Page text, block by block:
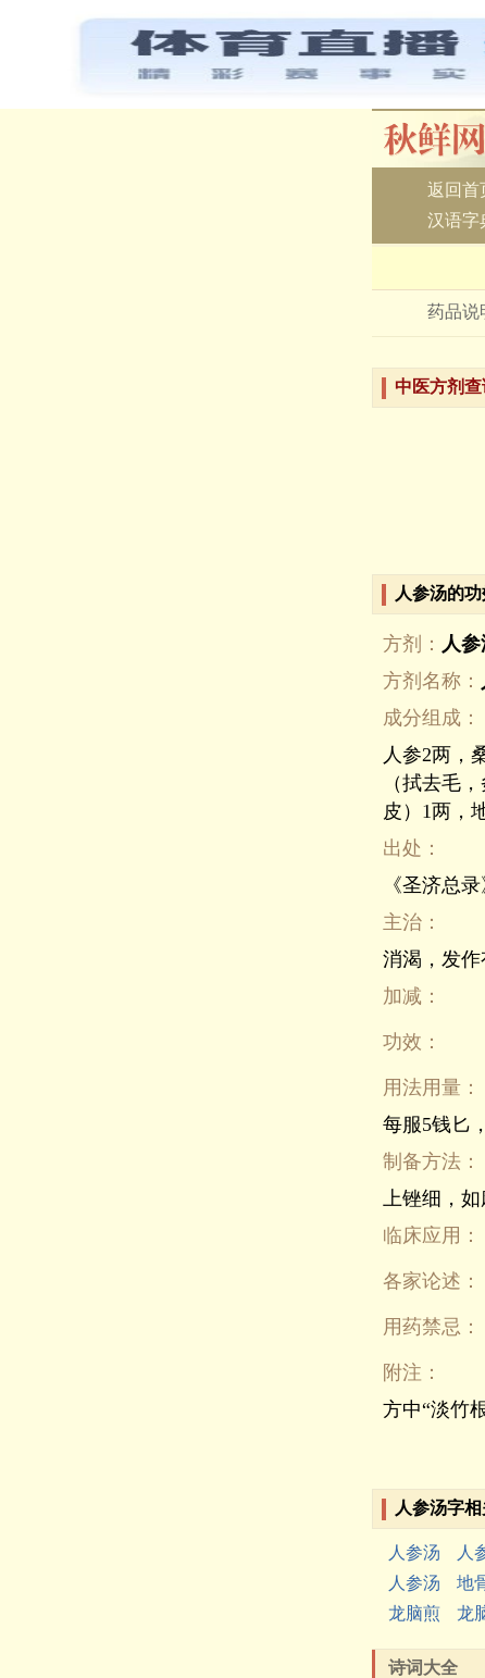
返回首
汉语字
药品说
中医方剂查
人参汤的
方剂： 人
方剂名称：
成分组成：
人参2两，
（拭去毛
皮）1两，
出处：
《圣济总
主治：
消渴，发作
加减：
功效：
用法用量：
每服5钱匕
制备方法：
上锉细，如
临床应用：
各家论述：
用药禁忌：
附注：
方中“淡竹
人参汤字
人参汤 人
人参汤
地
龙脑煎
龙
诗词大全